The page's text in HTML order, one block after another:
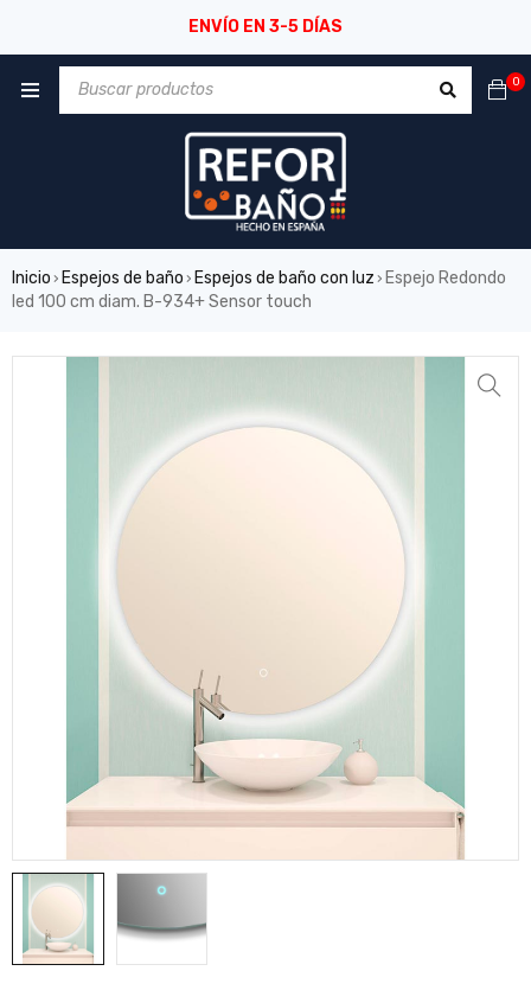
ENVÍO EN 3-5 DÍAS
0
Inicio › Espejos de baño › Espejos de baño con luz › Espejo Redondo
led 100 cm diam. B-934+ Sensor touch